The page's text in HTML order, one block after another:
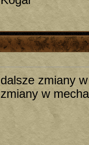
dalsze zmiany
zmiany w